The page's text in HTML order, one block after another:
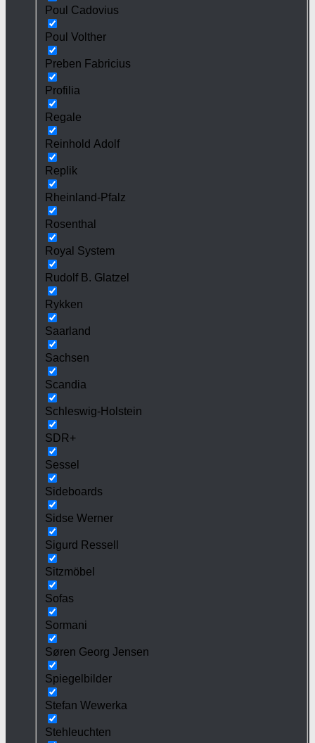
Poul Cadovius
Poul Volther
Preben Fabricius
Profilia
Regale
Reinhold Adolf
Replik
Rheinland-Pfalz
Rosenthal
Royal System
Rudolf B. Glatzel
Rykken
Saarland
Sachsen
Scandia
Schleswig-Holstein
SDR+
Sessel
Sideboards
Sidse Werner
Sigurd Ressell
Sitzmöbel
Sofas
Sormani
Søren Georg Jensen
Spiegelbilder
Stefan Wewerka
Stehleuchten